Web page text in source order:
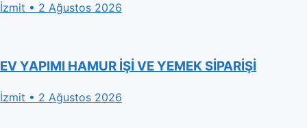
İzmit • 2 Ağustos 2026
EV YAPIMI HAMUR İŞİ VE YEMEK SİPARİŞİ
İzmit • 2 Ağustos 2026